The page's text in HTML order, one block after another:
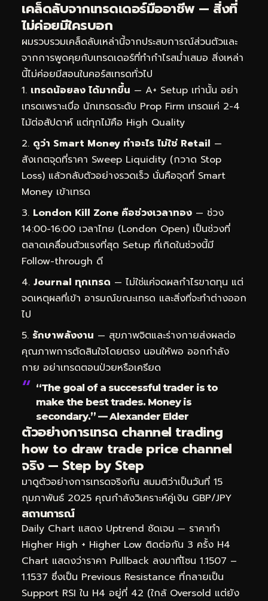
เคล็ดลับจากเทรดเดอร์มืออาชีพ — สิ่งที่
ไม่ค่อยมีใครบอก
ผมรวบรวมเคล็ดลับเหล่านี้จากประสบการณ์ส่วนตัวและ
จากการพูดคุยกับเทรดเดอร์ที่ทำกำไรสม่ำเสมอ สิ่งเหล่า
นี้ไม่ค่อยมีสอนในคอร์สเทรดทั่วไป
เทรดน้อยลง ได้มากขึ้น — A+ Setup เท่านั้น อย่า
เทรดเพราะเบื่อ นักเทรดระดับ Prop Firm เทรดแค่ 2-4
ไม้ต่อสัปดาห์ แต่ทุกไม้คือ High Quality
ดูว่า Smart Money ทำอะไร ไม่ใช่ Retail —
สังเกตจุดที่ราคา Sweep Liquidity (กวาด Stop
Loss) แล้วกลับตัวอย่างรวดเร็ว นั่นคือจุดที่ Smart
Money เข้าเทรด
London Kill Zone คือช่วงเวลาทอง — ช่วง
14:00-16:00 เวลาไทย (London Open) เป็นช่วงที่
ตลาดเคลื่อนตัวแรงที่สุด Setup ที่เกิดในช่วงนี้มี
Follow-through ดี
Journal ทุกเทรด — ไม่ใช่แค่จดผลกำไรขาดทุน แต่
จดเหตุผลที่เข้า อารมณ์ขณะเทรด และสิ่งที่จะทำต่างออก
ไป
รักษาพลังงาน — สุขภาพจิตและร่างกายส่งผลต่อ
คุณภาพการตัดสินใจโดยตรง นอนให้พอ ออกกำลัง
กาย อย่าเทรดตอนป่วยหรือเครียด
“The goal of a successful trader is to
make the best trades. Money is
secondary.” — Alexander Elder
ตัวอย่างการเทรด channel trading
how to draw trade price channel
จริง — Step by Step
มาดูตัวอย่างการเทรดจริงกัน สมมติว่าเป็นวันที่ 15
กุมภาพันธ์ 2025 คุณกำลังวิเคราะห์คู่เงิน GBP/JPY
สถานการณ์
Daily Chart แสดง Uptrend ชัดเจน — ราคาทำ
Higher High + Higher Low ติดต่อกัน 3 ครั้ง H4
Chart แสดงว่าราคา Pullback ลงมาที่โซน 1.1507 –
1.1537 ซึ่งเป็น Previous Resistance ที่กลายเป็น
Support RSI ใน H4 อยู่ที่ 42 (ใกล้ Oversold แต่ยัง